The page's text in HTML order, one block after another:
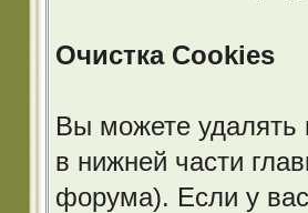
Очистка Cookies
Вы можете удалять
в нижней части
форума). Если у